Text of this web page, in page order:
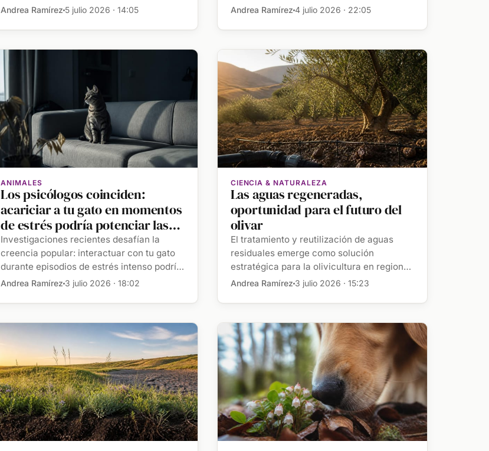
Andrea Ramírez 5 julio 2026 · 14:05 Andrea Ramírez 4 julio 2026 · 22:05
ANIMALES
Los psicólogos coinciden:
acariciar a tu gato en momentos
de estrés podría potenciar las
emociones negativas
Investigaciones recientes desafían la
creencia popular: interactuar con tu gato
durante episodios de estrés intenso podría
aumentar el malestar […]
Andrea Ramírez 3 julio 2026 · 18:02
CIENCIA & NATURALEZA
Las aguas regeneradas,
oportunidad para el futuro del
olivar
El tratamiento y reutilización de aguas
residuales emerge como solución
estratégica para la olivicultura en regiones
con estrés hídrico […]
Andrea Ramírez 3 julio 2026 · 15:23